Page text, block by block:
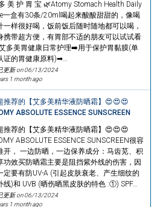
美 护 胃 宝 🌿Atomy Stomach Health Daily
一盒有30条/20ml喝起来酸酸甜甜的，像喝
一样很好喝，饭前饭后随时随地都可以喝，
携带超方便，有胃部不适的朋友可以试试看
艾多美胃健康日常护理➡️用于保护胃黏膜(单
证的胃健康原料)➡…
更新 on06/13/2024
1 month ago
推荐的【艾多美精华液防晒霜】😍😍😍
ABSOLUTE ESSENCE SUNSCREEN
推荐的【艾多美精华液防晒霜】😍😍😍
ABSOLUTE ESSENCE SUNSCREEN很容
开， 一边防晒，一边保养成分：马齿苋、积
功效买防晒霜主要是阻挡紫外线的伤害，因
定要有防UV-A (引起皮肤衰老、产生细纹的
线)和 UVB (晒伤晒黑皮肤的特色 :①) SPF…
更新 on06/13/2024
1 month ago